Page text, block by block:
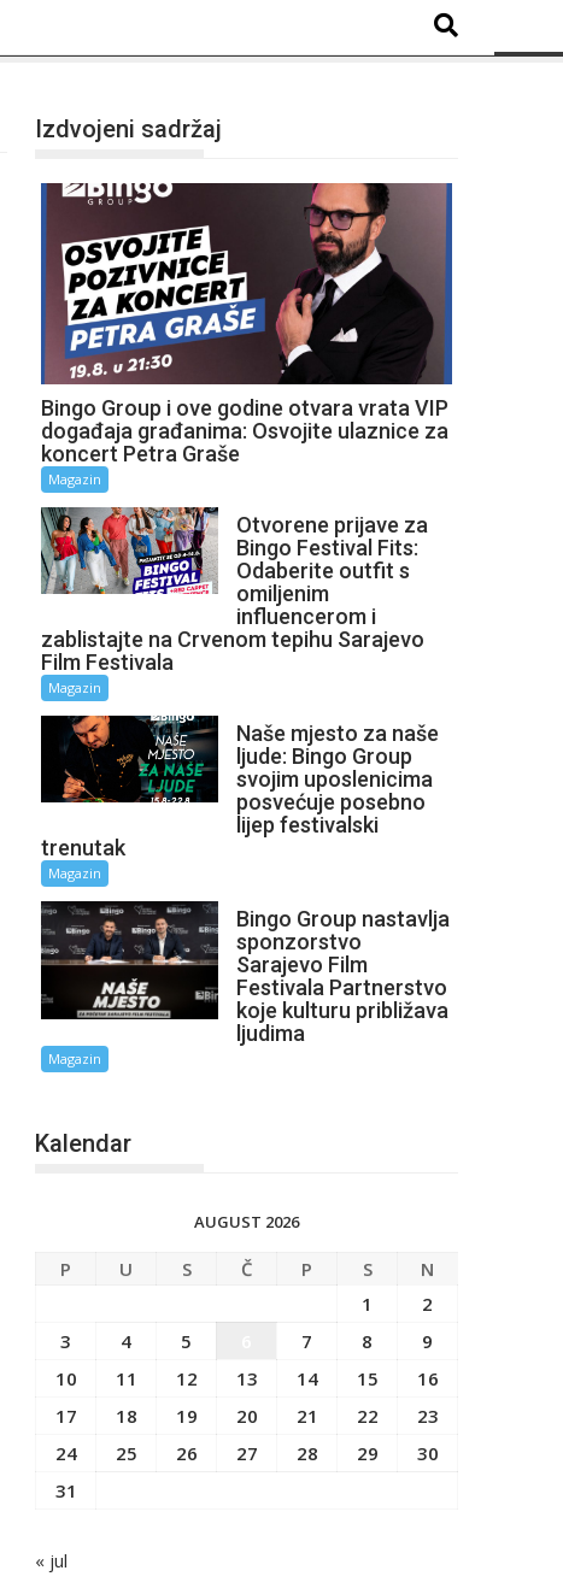
Izdvojeni sadržaj
Bingo Group i ove godine otvara vrata VIP
događaja građanima: Osvojite ulaznice za
koncert Petra Graše
Magazin
Otvorene prijave za
Bingo Festival Fits:
Odaberite outfit s
omiljenim
influencerom i
zablistajte na Crvenom tepihu Sarajevo
Film Festivala
Magazin
Naše mjesto za naše
ljude: Bingo Group
svojim uposlenicima
posvećuje posebno
lijep festivalski
trenutak
Magazin
Bingo Group nastavlja
sponzorstvo
Sarajevo Film
Festivala Partnerstvo
koje kulturu približava
ljudima
Magazin
Kalendar
AUGUST 2026
P U S Č P S
N
1
2
3
4 5 7 8
9
10
11 12 13 14 15
16
17
18 19 20 21 22
23
24
25 26 27 28 29
30
31
« jul